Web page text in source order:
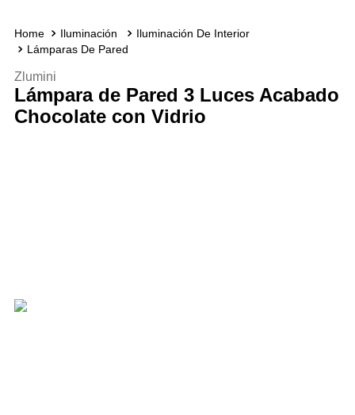
Iluminación
Iluminación De Interior
Lámparas De Pared
Zlumini
Lámpara de Pared 3 Luces Acabado
Chocolate con Vidrio